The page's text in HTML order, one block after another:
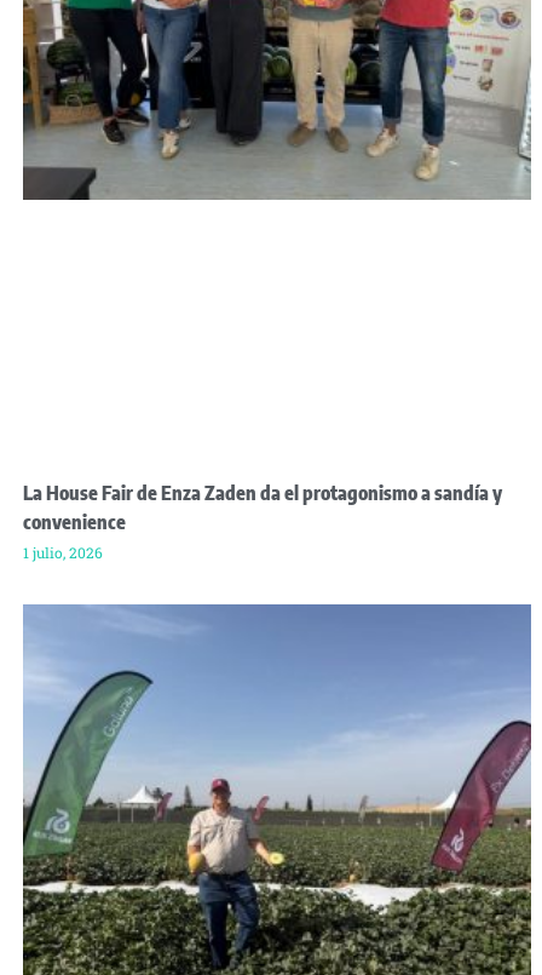
La House Fair de Enza Zaden da el protagonismo a sandía y
convenience
1 julio, 2026